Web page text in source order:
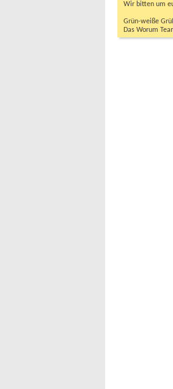
Wir bitten um
Grün-weiße
Das Worum